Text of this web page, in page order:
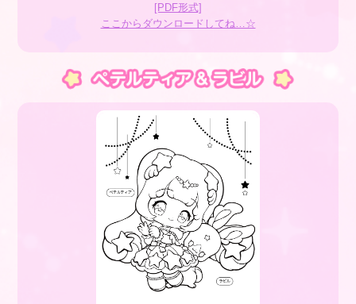
[PDF形式]
ここからダウンロードしてね…☆